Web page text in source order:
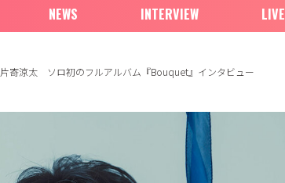
NEWS INTERVIEW LIVE
片寄涼太 ソロ初のフルアルバム『Bouquet』インタビュー